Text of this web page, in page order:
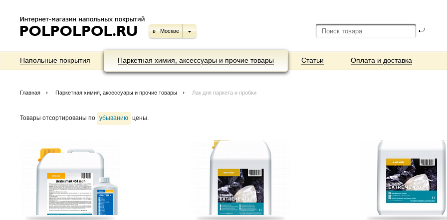
в Москве
Напольные покрытия Паркетная химия, аксессуары и прочие товары Статьи Оплата и доставка
Главная Паркетная химия, аксессуары и прочие товары Лак для паркета и пробки
Товары отсортированы по убыванию цены.